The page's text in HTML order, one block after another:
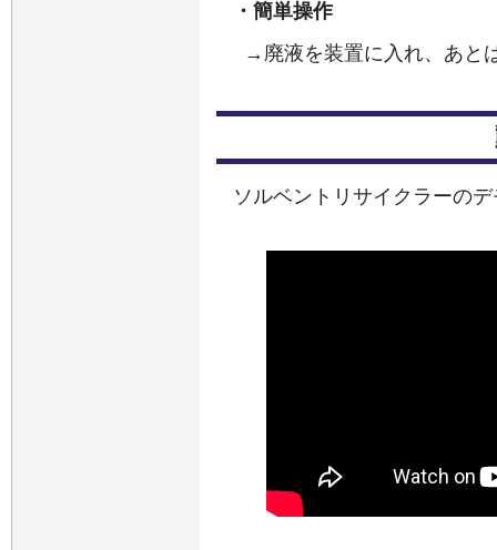
・簡単操作
→廃液を装置に入れ、あと
ソルベントリサイクラーの